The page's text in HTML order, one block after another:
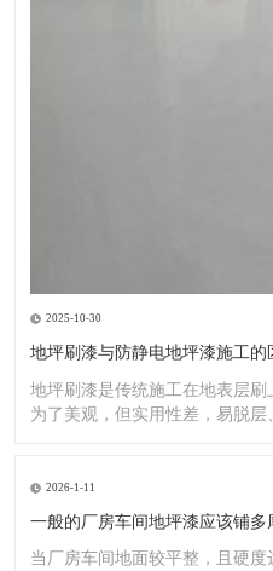
2025-10-30
地坪刷漆与防静电地坪漆施工的
地坪刷漆是传统施工在地表层
为了美观，但实用性差，易脱
2026-1-11
一般的厂房车间地坪漆应该铺多
当厂房车间地面较平整，且硬